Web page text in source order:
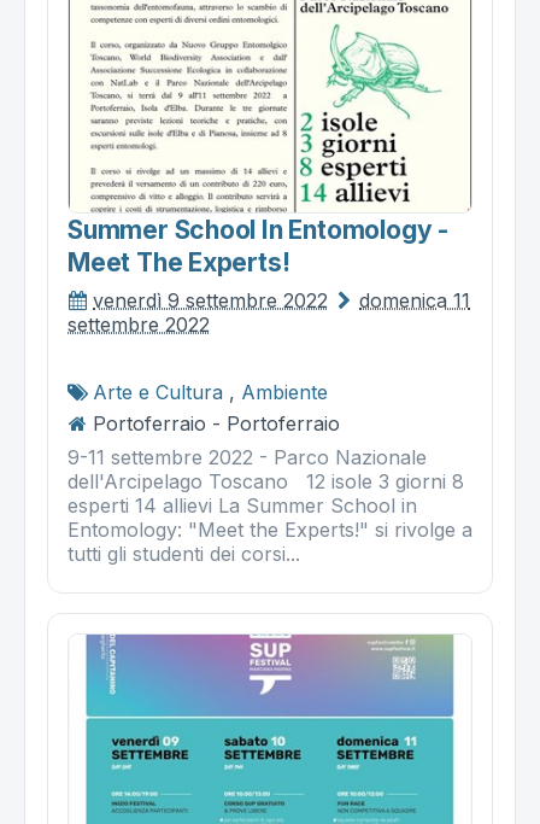
Summer School In Entomology -
Meet The Experts!
venerdì 9 settembre 2022
domenica 11
settembre 2022
Arte e Cultura , Ambiente
Portoferraio - Portoferraio
9-11 settembre 2022 - Parco Nazionale
dell'Arcipelago Toscano 12 isole 3 giorni 8
esperti 14 allievi La Summer School in
Entomology: "Meet the Experts!" si rivolge a
tutti gli studenti dei corsi...